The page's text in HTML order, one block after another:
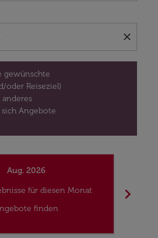
close
gewünschte
oder Reiseziel)
sich Angebote
Aug. 2026
für diesen Monat
finden
chevron_right